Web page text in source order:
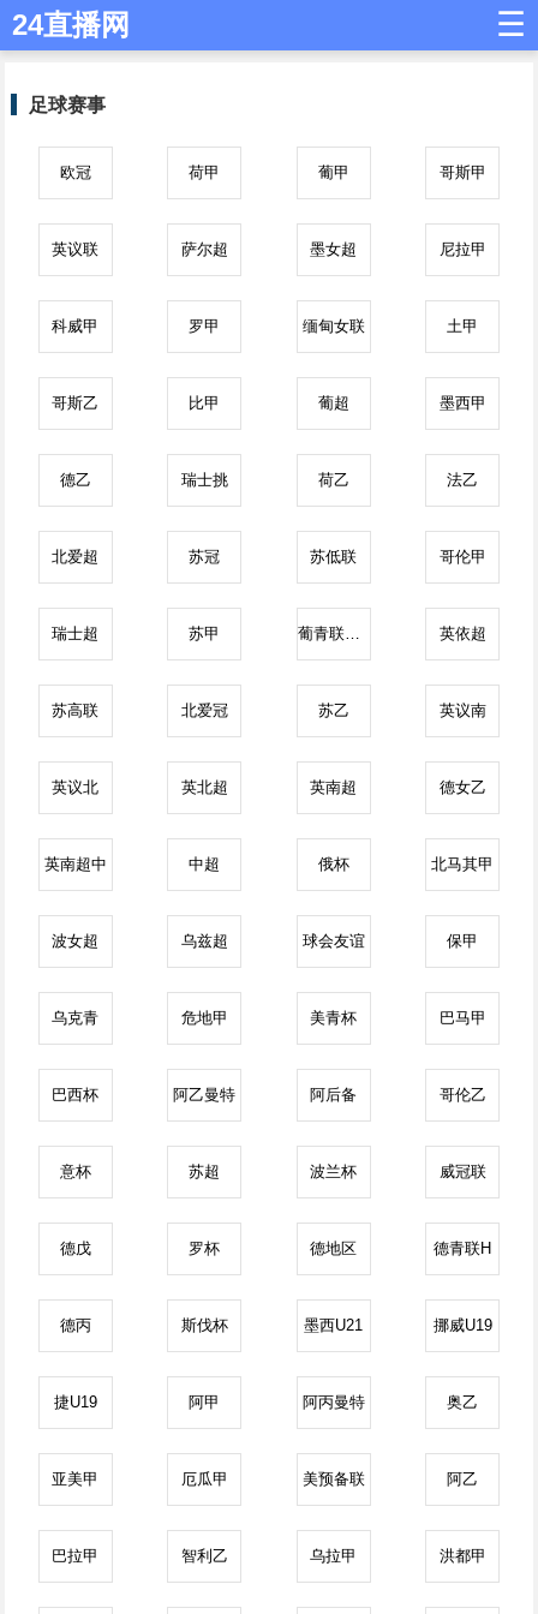
24直播网 ☰
足球赛事
欧冠 荷甲 葡甲 哥斯甲
英议联 萨尔超 墨女超 尼拉甲
科威甲 罗甲 缅甸女联 土甲
哥斯乙 比甲 葡超 墨西甲
德乙 瑞士挑 荷乙 法乙
北爱超 苏冠 苏低联 哥伦甲
瑞士超 苏甲 葡青联U19 英依超
苏高联 北爱冠 苏乙 英议南
英议北 英北超 英南超 德女乙
英南超中 中超 俄杯 北马其甲
波女超 乌兹超 球会友谊 保甲
乌克青 危地甲 美青杯 巴马甲
巴西杯 阿乙曼特 阿后备 哥伦乙
意杯 苏超 波兰杯 威冠联
德戊 罗杯 德地区 德青联H
德丙 斯伐杯 墨西U21 挪威U19
捷U19 阿甲 阿丙曼特 奥乙
亚美甲 厄瓜甲 美预备联 阿乙
巴拉甲 智利乙 乌拉甲 洪都甲